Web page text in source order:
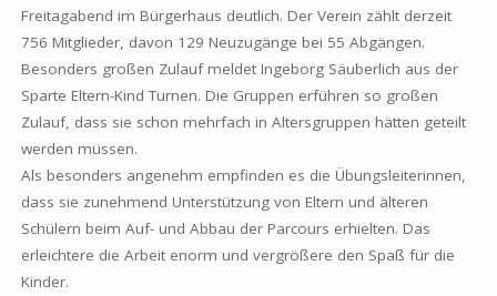
Freitagabend im Bürgerhaus deutlich. Der Verein zählt derzeit
756 Mitglieder, davon 129 Neuzugänge bei 55 Abgängen.
Besonders großen Zulauf meldet Ingeborg Säuberlich aus der
Sparte Eltern-Kind Turnen. Die Gruppen erführen so großen
Zulauf, dass sie schon mehrfach in Altersgruppen hätten geteilt
werden müssen.
Als besonders angenehm empfinden es die Übungsleiterinnen,
dass sie zunehmend Unterstützung von Eltern und älteren
Schülern beim Auf- und Abbau der Parcours erhielten. Das
erleichtere die Arbeit enorm und vergrößere den Spaß für die
Kinder.